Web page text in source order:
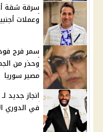
سرقة شقة
وعملات
سمر فرج
وحذر من
مصير سوريا
انجاز جديد
في الدوري